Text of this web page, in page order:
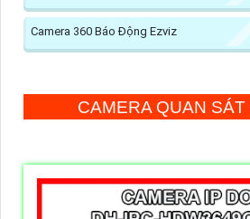
Camera 360 Báo Động Ezviz
CAMERA QUAN